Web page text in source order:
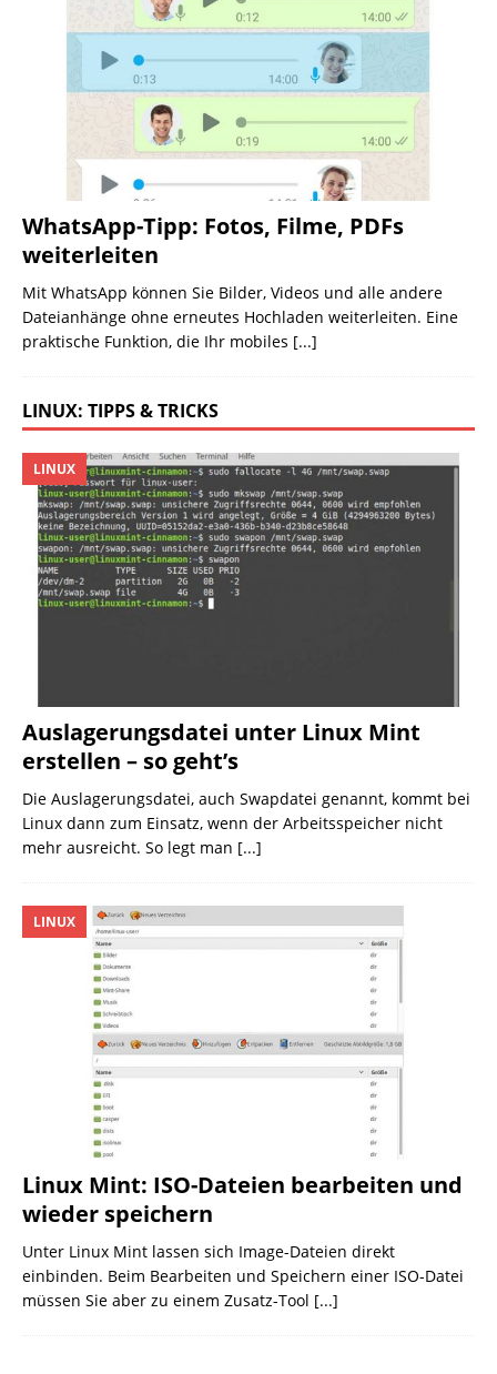
WhatsApp-Tipp: Fotos, Filme, PDFs
weiterleiten
Mit WhatsApp können Sie Bilder, Videos und alle andere
Dateianhänge ohne erneutes Hochladen weiterleiten. Eine
praktische Funktion, die Ihr mobiles [...]
LINUX: TIPPS & TRICKS
Auslagerungsdatei unter Linux Mint
erstellen – so geht’s
LINUX
Die Auslagerungsdatei, auch Swapdatei genannt, kommt bei
Linux dann zum Einsatz, wenn der Arbeitsspeicher nicht
mehr ausreicht. So legt man [...]
Linux Mint: ISO-Dateien bearbeiten und
wieder speichern
LINUX
Unter Linux Mint lassen sich Image-Dateien direkt
einbinden. Beim Bearbeiten und Speichern einer ISO-Datei
müssen Sie aber zu einem Zusatz-Tool [...]